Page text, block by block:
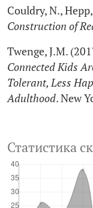
Couldry, N.,
Construction of
Twenge, J.M.
Connected Kids
Tolerant, Less
Adulthood. New
Статистика